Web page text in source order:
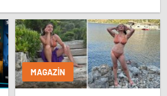
MAGAZIN